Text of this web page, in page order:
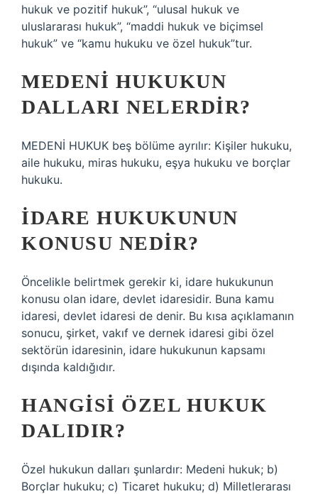
hukuk ve pozitif hukuk”, “ulusal hukuk ve
uluslararası hukuk”, “maddi hukuk ve biçimsel
hukuk” ve “kamu hukuku ve özel hukuk”tur.
MEDENI HUKUKUN
DALLARI NELERDIR?
MEDENİ HUKUK beş bölüme ayrılır: Kişiler hukuku,
aile hukuku, miras hukuku, eşya hukuku ve borçlar
hukuku.
İDARE HUKUKUNUN
KONUSU NEDIR?
Öncelikle belirtmek gerekir ki, idare hukukunun
konusu olan idare, devlet idaresidir. Buna kamu
idaresi, devlet idaresi de denir. Bu kısa açıklamanın
sonucu, şirket, vakıf ve dernek idaresi gibi özel
sektörün idaresinin, idare hukukunun kapsamı
dışında kaldığıdır.
HANGISI ÖZEL HUKUK
DALIDIR?
Özel hukukun dalları şunlardır: Medeni hukuk; b)
Borçlar hukuku; c) Ticaret hukuku; d) Milletlerarası